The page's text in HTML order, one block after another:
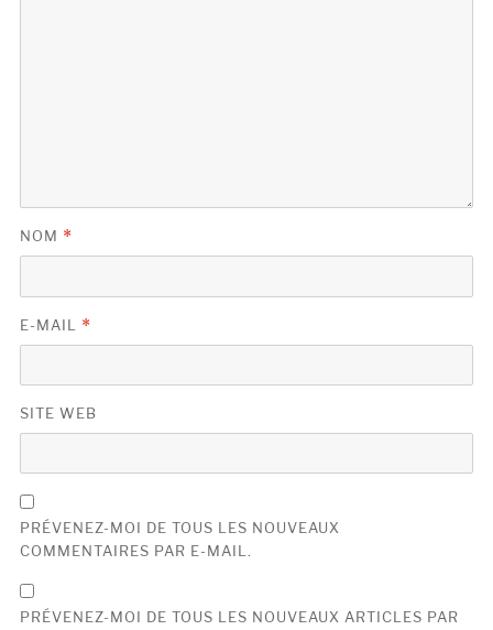
NOM *
E-MAIL *
SITE WEB
PRÉVENEZ-MOI DE TOUS LES NOUVEAUX
COMMENTAIRES PAR E-MAIL.
PRÉVENEZ-MOI DE TOUS LES NOUVEAUX ARTICLES PAR